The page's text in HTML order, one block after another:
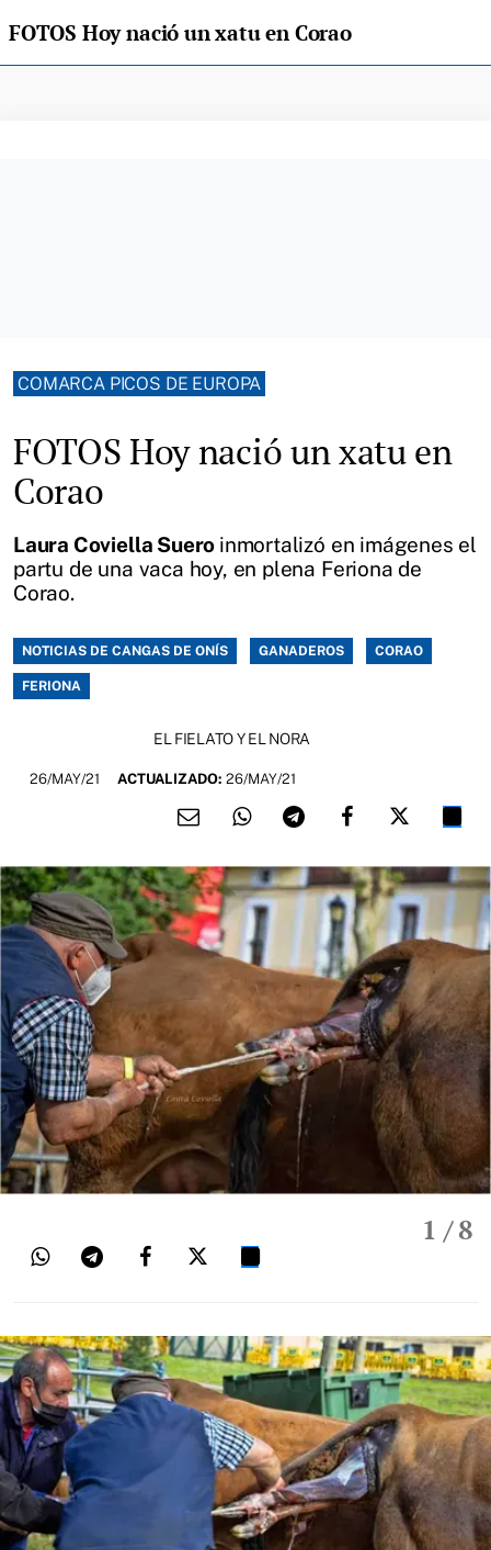
FOTOS Hoy nació un xatu en Corao
COMARCA PICOS DE EUROPA
FOTOS Hoy nació un xatu en
Corao
Laura Coviella Suero inmortalizó en imágenes el
partu de una vaca hoy, en plena Feriona de
Corao.
NOTICIAS DE CANGAS DE ONÍS GANADEROS CORAO
FERIONA
EL FIELATO Y EL NORA
26/MAY/21 ACTUALIZADO: 26/MAY/21
1 / 8